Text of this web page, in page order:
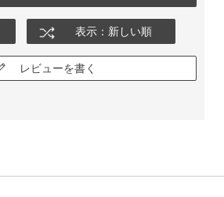
表示：新しい順
レビューを書く